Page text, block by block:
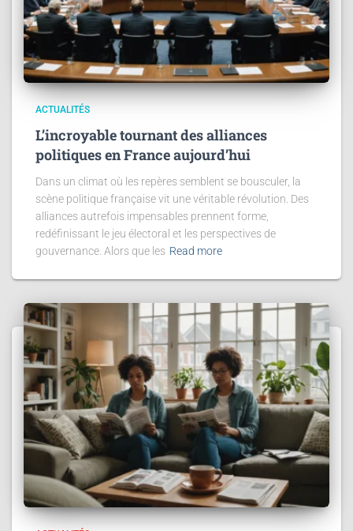
ACTUALITÉS
L’incroyable tournant des alliances
politiques en France aujourd’hui
Dans un climat où les repères semblent se bousculer, la
scène politique française vit une véritable révolution. Des
alliances autrefois impensables prennent forme,
redéfinissant le jeu électoral et les perspectives de
gouvernance. Alors que les Read more